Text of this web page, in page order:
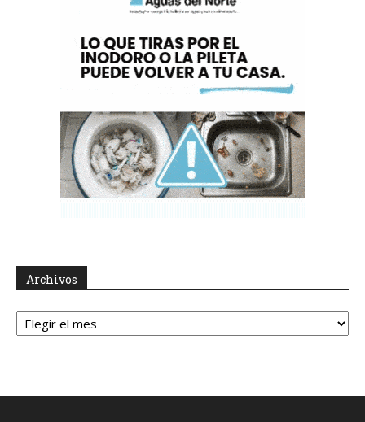
Archivos
Archivos